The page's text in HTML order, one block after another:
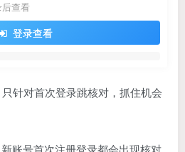
查看
登录查看
账号首次注册登录都会出现核对